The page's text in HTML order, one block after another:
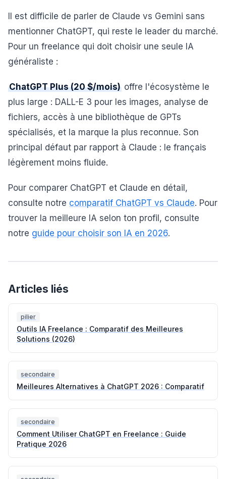
Il est difficile de parler de Claude vs Gemini sans
mentionner ChatGPT, qui reste le leader du marché.
Pour un freelance qui doit choisir une seule IA
généraliste :
ChatGPT Plus (20 $/mois) offre l'écosystème le
plus large : DALL-E 3 pour les images, analyse de
fichiers, accès à une bibliothèque de GPTs
spécialisés, et la marque la plus reconnue. Son
principal défaut par rapport à Claude : le français
légèrement moins fluide.
Pour comparer ChatGPT et Claude en détail,
consulte notre comparatif ChatGPT vs Claude. Pour
trouver la meilleure IA selon ton profil, consulte
notre guide pour choisir son IA en 2026.
Articles liés
pilier
Outils IA Freelance : Comparatif des Meilleures
Solutions (2026)
secondaire
Meilleures Alternatives à ChatGPT 2026 : Comparatif
secondaire
Comment Utiliser ChatGPT en Freelance : Guide
Pratique 2026